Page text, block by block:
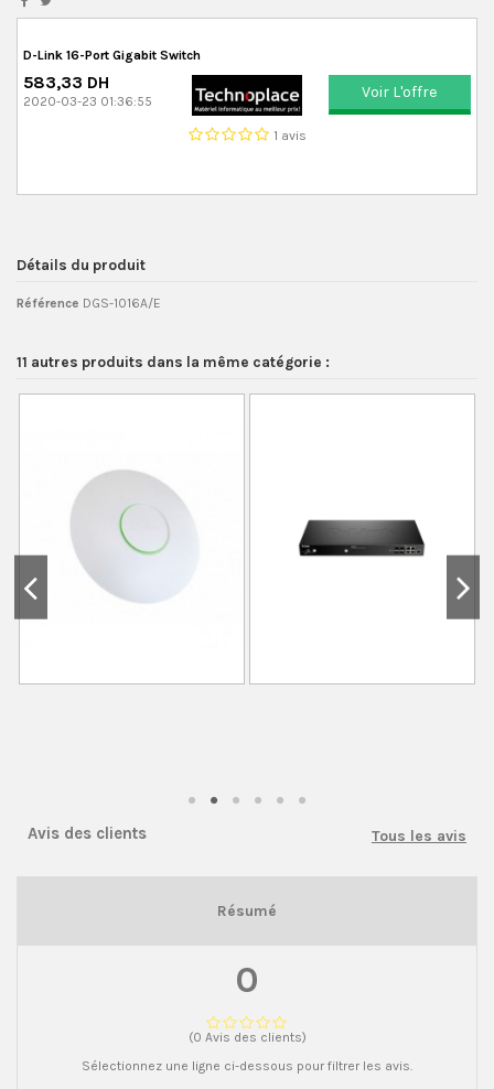
D-Link 16-Port Gigabit Switch
583,33 DH
2020-03-23 01:36:55
1 avis
Voir L'offre
Détails du produit
Référence DGS-1016A/E
11 autres produits dans la même catégorie :
Avis des clients Tous les avis
Résumé
0
(0 Avis des clients)
Sélectionnez une ligne ci-dessous pour filtrer les avis.